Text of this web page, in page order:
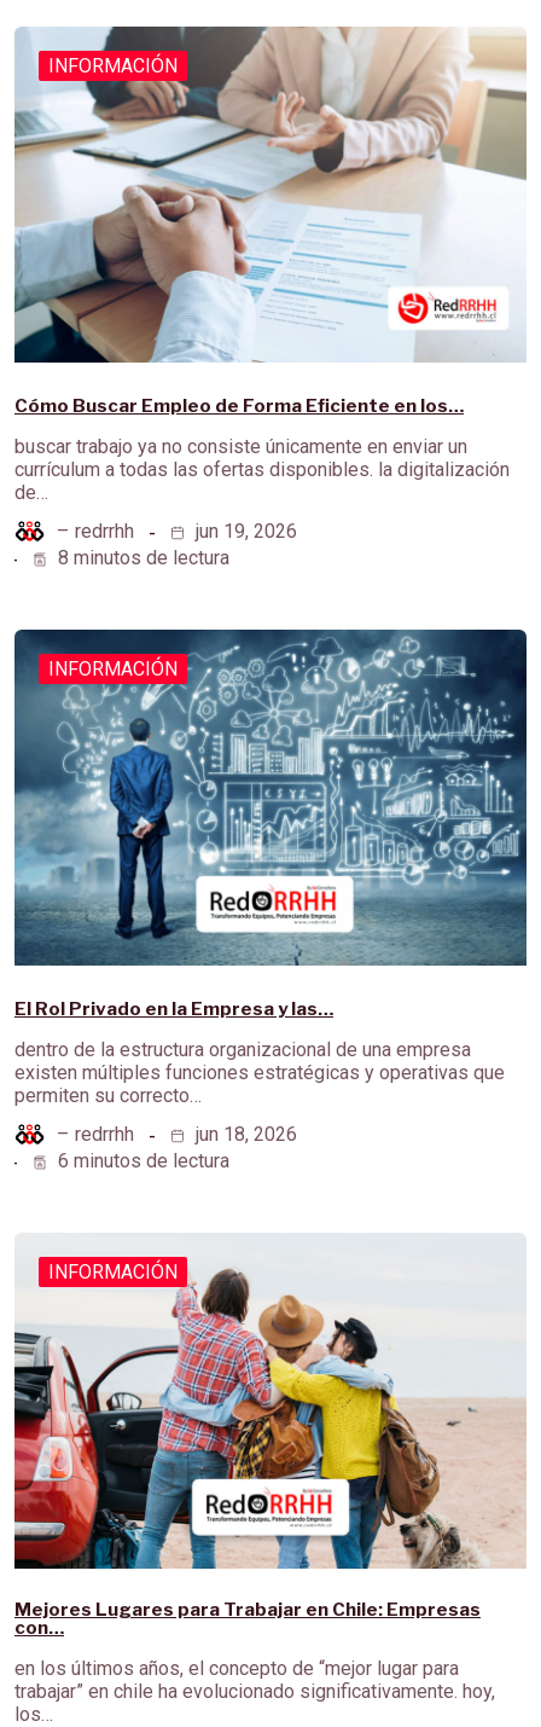
INFORMACIÓN
Cómo Buscar Empleo de Forma Eficiente en los…
buscar trabajo ya no consiste únicamente en enviar un
currículum a todas las ofertas disponibles. la digitalización
de…
– redrrhh
jun 19, 2026
8 minutos de lectura
INFORMACIÓN
El Rol Privado en la Empresa y las…
dentro de la estructura organizacional de una empresa
existen múltiples funciones estratégicas y operativas que
permiten su correcto…
– redrrhh
jun 18, 2026
6 minutos de lectura
INFORMACIÓN
Mejores Lugares para Trabajar en Chile: Empresas
con…
en los últimos años, el concepto de “mejor lugar para
trabajar” en chile ha evolucionado significativamente. hoy,
los…